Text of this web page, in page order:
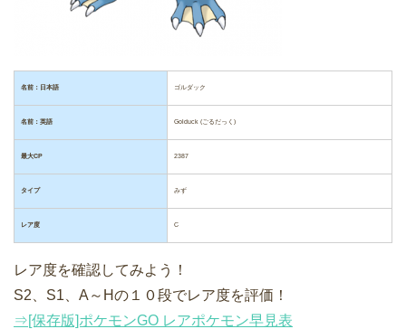
名前：日本語 ゴルダック
名前：英語 Golduck (ごるだっく)
最大CP 2387
タイプ みず
レア度 C
レア度を確認してみよう！
S2、S1、A～Hの１０段でレア度を評価！
⇒[保存版]ポケモンGO レアポケモン早見表